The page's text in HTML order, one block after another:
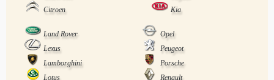
Citroen
Kia
Land Rover
Opel
Lexus
Peugeot
Lamborghini
Porsche
Lotus
Renault